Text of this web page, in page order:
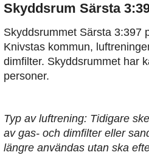
Skyddsrum Särsta
Skyddsrummet Särsta 3:397
Knivstas kommun,
dimfilter. Skyddsrummet har
personer.
Typ av luftrening: Tidigare
av gas- och dimfilter eller
längre användas utan ska